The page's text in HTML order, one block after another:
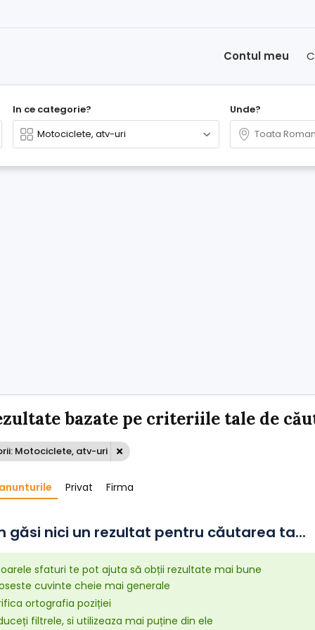
Contul meu
In ce categorie? Unde?
bazate pe criteriile tale de
Motociclete, atv-uri
Privat Firma
găsi nici un rezultat pentru căutarea ta...
sfaturi te pot ajuta să obții rezultate mai bune
cuvinte cheie mai generale
ortografia poziției
filtrele, si utilizeaza mai puține din ele